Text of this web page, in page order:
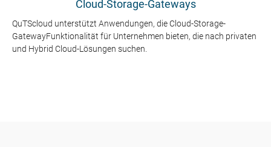
Cloud-Storage-Gateways
QuTScloud unterstützt Anwendungen, die Cloud-Storage-
GatewayFunktionalität für Unternehmen bieten, die nach privaten
und Hybrid Cloud-Lösungen suchen.